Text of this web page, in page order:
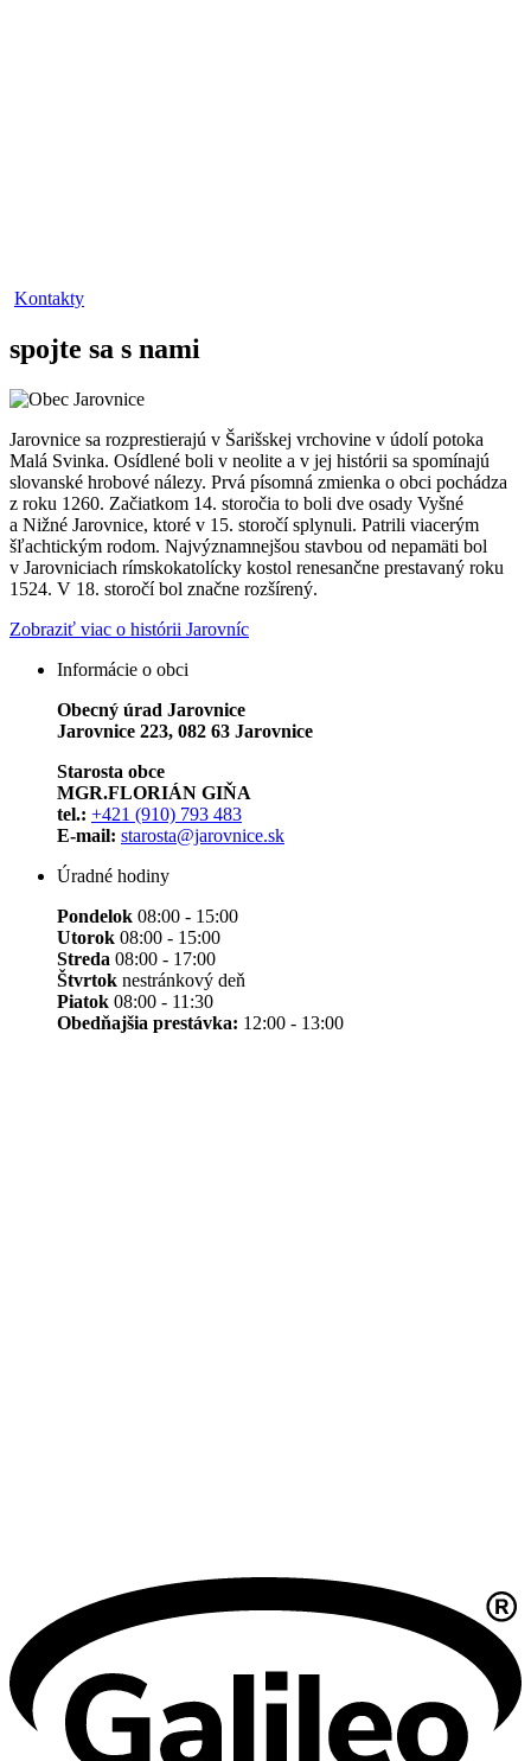
Kontakty
spojte sa s nami
Jarovnice sa rozprestierajú v Šarišskej vrchovine v údolí potoka
Malá Svinka. Osídlené boli v neolite a v jej histórii sa spomínajú
slovanské hrobové nálezy. Prvá písomná zmienka o obci pochádza
z roku 1260. Začiatkom 14. storočia to boli dve osady Vyšné
a Nižné Jarovnice, ktoré v 15. storočí splynuli. Patrili viacerým
šľachtickým rodom. Najvýznamnejšou stavbou od nepamäti bol
v Jarovniciach rímskokatolícky kostol renesančne prestavaný roku
1524. V 18. storočí bol značne rozšírený.
Zobraziť viac o histórii Jarovníc
Informácie o obci
Obecný úrad Jarovnice
Jarovnice 223, 082 63 Jarovnice
Starosta obce
MGR.FLORIÁN GIŇA
tel.: +421 (910) 793 483
E-mail: starosta@jarovnice.sk
Úradné hodiny
Pondelok 08:00 - 15:00
Utorok 08:00 - 15:00
Streda 08:00 - 17:00
Štvrtok nestránkový deň
Piatok 08:00 - 11:30
Obedňajšia prestávka: 12:00 - 13:00